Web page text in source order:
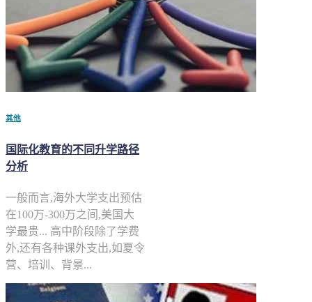
其他
国际化教育的不同升学路径
分析
一般而言,海外大学支出预估
在100万-300万之间,美国大
学最贵... 高中阶段除了学费
外,还有各种课外支出,如夏令
营、培训、背景...